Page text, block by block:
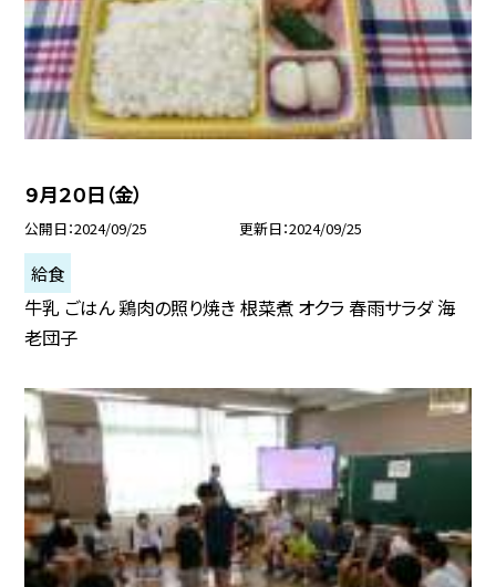
９月２０日（金）
公開日 2024/09/25 更新日 2024/09/25
給食
牛乳 ごはん 鶏肉の照り焼き 根菜煮 オクラ 春雨サラダ 海
老団子